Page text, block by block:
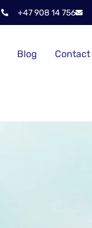
+47 908 14 756
Blog Contact